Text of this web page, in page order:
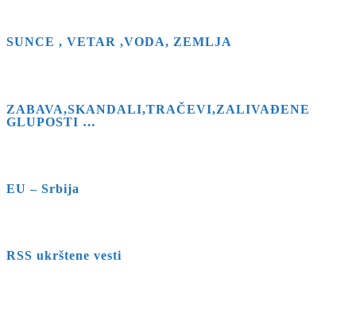
SUNCE , VETAR ,VODA, ZEMLJA
ZABAVA,SKANDALI,TRAČEVI,ZALIVAĐENE
GLUPOSTI …
EU – Srbija
RSS ukrštene vesti